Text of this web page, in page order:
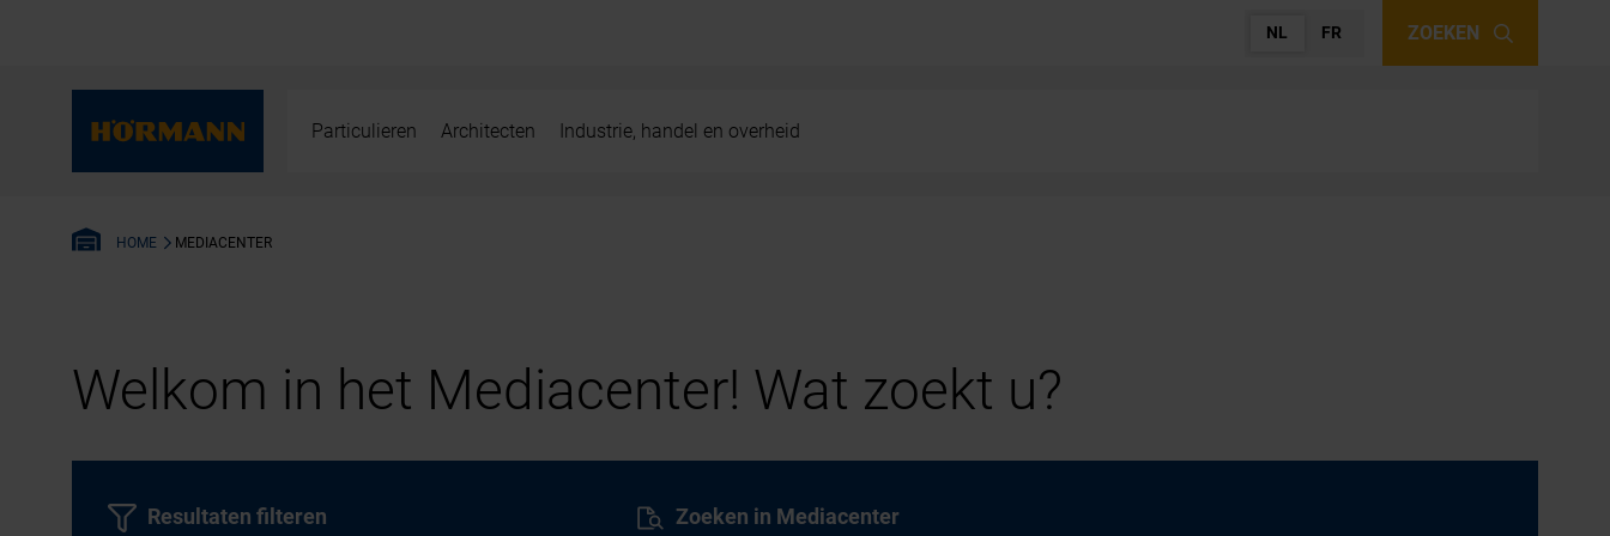
NL FR ZOEKEN
Particulieren Architecten Industrie, handel en overheid
HOME MEDIACENTER
Welkom in het Mediacenter! Wat zoekt u?
Zoeken in Mediacenter
Resultaten filteren